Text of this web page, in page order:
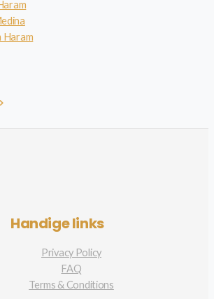
Haram
Handige links
Privacy Policy
FAQ
Terms & Conditions